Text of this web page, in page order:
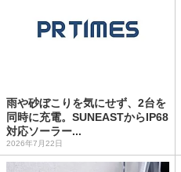
雨や砂ぼこりを気にせず、2台を
同時に充電。SUNEASTからIP68
対応ソーラー...
2026年7月22日